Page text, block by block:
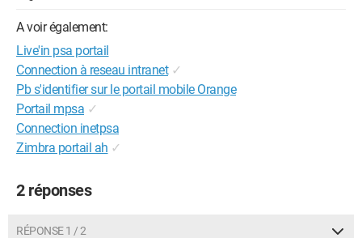
A voir également:
Live'in psa portail
Connection à reseau intranet ✓
Pb s'identifier sur le portail mobile Orange
Portail mpsa ✓
Connection inetpsa
Zimbra portail ah ✓
2 réponses
RÉPONSE 1 / 2